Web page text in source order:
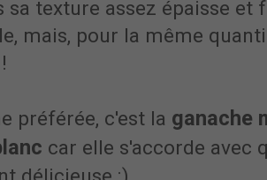
sa texture assez épaisse et
mais, pour la même
préférée, c'est la ganache
car elle s'accorde avec